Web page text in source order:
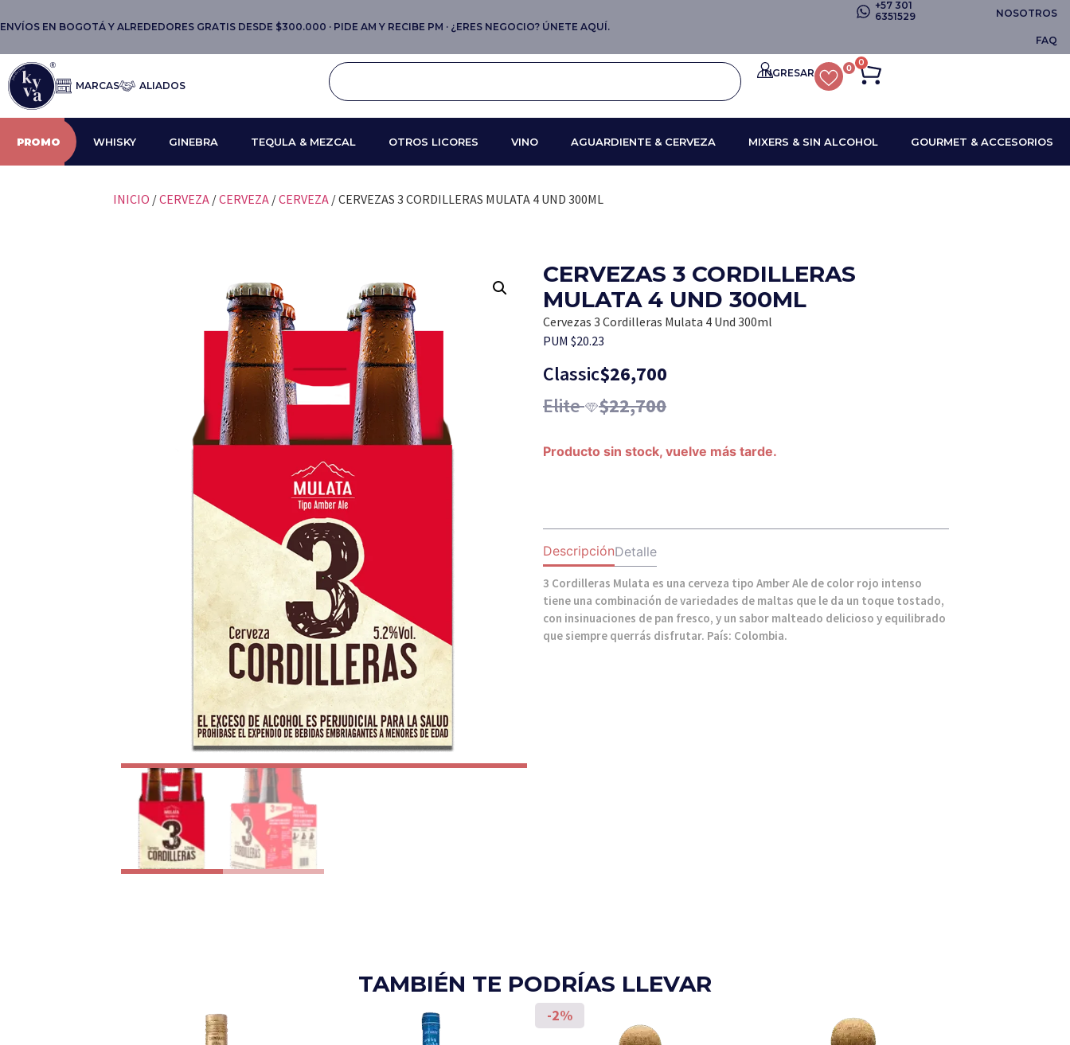
ENVÍOS EN BOGOTÁ Y ALREDEDORES GRATIS DESDE $300.000 · PIDE AM Y RECIBE PM · ¿ERES NEGOCIO? ÚNETE AQUÍ.
+57 301
6351529
NOSOTROS
FAQ
MARCAS ALIADOS
INGRESAR 0 0
PROMO WHISKY GINEBRA TEQULA & MEZCAL OTROS LICORES VINO AGUARDIENTE & CERVEZA MIXERS & SIN ALCOHOL GOURMET & ACCESORIOS
INICIO /CERVEZA /CERVEZA /CERVEZA / CERVEZAS 3 CORDILLERAS MULATA 4 UND 300ML
CERVEZAS 3 CORDILLERAS
MULATA 4 UND 300ML
Cervezas 3 Cordilleras Mulata 4 Und 300ml
PUM $20.23
Classic$26,700
Elite $22,700
Producto sin stock, vuelve más tarde.
DescripciónDetalle
3 Cordilleras Mulata es una cerveza tipo Amber Ale de color rojo intenso
tiene una combinación de variedades de maltas que le da un toque tostado,
con insinuaciones de pan fresco, y un sabor malteado delicioso y equilibrado
que siempre querrás disfrutar. País: Colombia.
TAMBIÉN TE PODRÍAS LLEVAR
-2%